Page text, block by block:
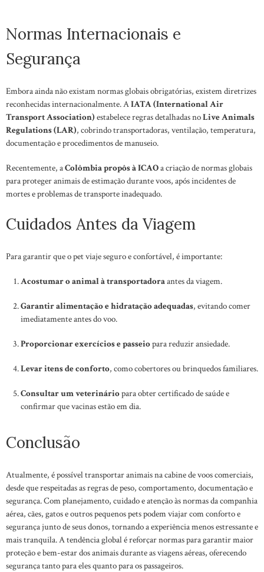
Normas Internacionais e
Segurança
Embora ainda não existam normas globais obrigatórias, existem diretrizes
reconhecidas internacionalmente. AIATA (International Air
Transport Association) estabelece regras detalhadas noLive Animals
Regulations (LAR), cobrindo transportadoras, ventilação, temperatura,
documentação e procedimentos de manuseio.
Recentemente, aColômbia propôs à ICAOa criação de normas globais
para proteger animais de estimação durante voos, após incidentes de
mortes e problemas de transporte inadequado.
Cuidados Antes da Viagem
Para garantir que o pet viaje seguro e confortável, é importante:
Acostumar o animal à transportadoraantes da viagem.
Garantir alimentação e hidratação adequadas, evitando comer
imediatamente antes do voo.
Proporcionar exercícios e passeiopara reduzir ansiedade.
Levar itens de conforto, como cobertores ou brinquedos familiares.
Consultar um veterináriopara obter certificado de saúde e
confirmar que vacinas estão em dia.
Conclusão
Atualmente, é possível transportar animais na cabine de voos comerciais,
desde que respeitadas as regras de peso, comportamento, documentação e
segurança. Com planejamento, cuidado e atenção às normas da companhia
aérea, cães, gatos e outros pequenos pets podem viajar com conforto e
segurança junto de seus donos, tornando a experiência menos estressante e
mais tranquila. A tendência global é reforçar normas para garantir maior
proteção e bem-estar dos animais durante as viagens aéreas, oferecendo
segurança tanto para eles quanto para os passageiros.